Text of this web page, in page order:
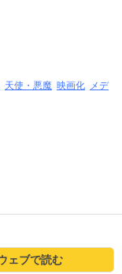
天使・悪魔 映画化 メデ
ェブで読む